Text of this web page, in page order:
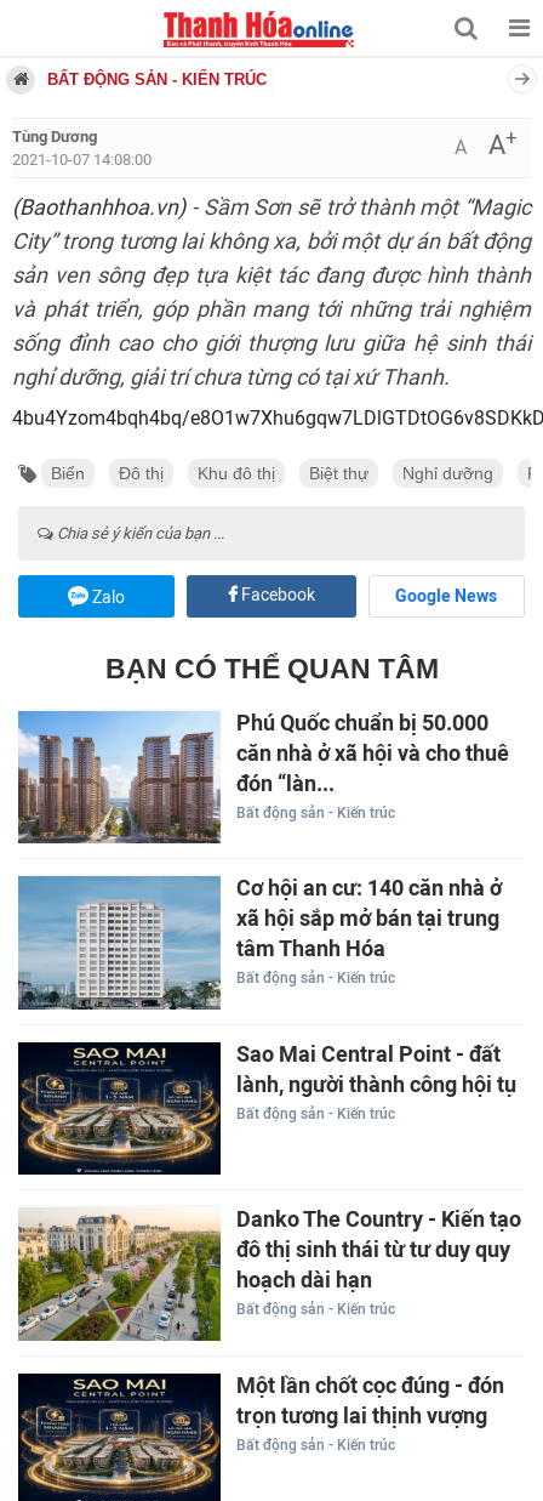
BẤT ĐỘNG SẢN - KIẾN TRÚC
Tùng Dương
2021-10-07 14:08:00
A A+
(Baothanhhoa.vn)- Sầm Sơn sẽ trở thành một “Magic
City” trong tương lai không xa, bởi một dự án bất động
sản ven sông đẹp tựa kiệt tác đang được hình thành
và phát triển, góp phần mang tới những trải nghiệm
sống đỉnh cao cho giới thượng lưu giữa hệ sinh thái
nghỉ dưỡng, giải trí chưa từng có tại xứ Thanh.
4bu4Yzom4bqh4bq/
Biển Đô thị Khu đô thị Biệt thự Nghỉ dưỡng
Chia sẻ ý kiến của bạn ...
Zalo Facebook Google News
BẠN CÓ THỂ QUAN TÂM
Phú Quốc chuẩn bị 50.000
căn nhà ở xã hội và cho thuê
đón “làn...
Bất động sản - Kiến trúc
Cơ hội an cư: 140 căn nhà ở
xã hội sắp mở bán tại trung
tâm Thanh Hóa
Bất động sản - Kiến trúc
Sao Mai Central Point - đất
lành, người thành công hội tụ
Bất động sản - Kiến trúc
Danko The Country - Kiến tạo
đô thị sinh thái từ tư duy quy
hoạch dài hạn
Bất động sản - Kiến trúc
Một lần chốt cọc đúng - đón
trọn tương lai thịnh vượng
Bất động sản - Kiến trúc